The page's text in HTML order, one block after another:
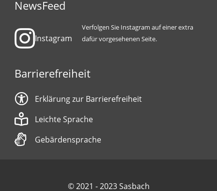
NewsFeed
Instagram
Verfolgen Sie Instagram auf einer extra
dafür vorgesehenen Seite.
Barrierefreiheit
Erklärung zur Barrierefreiheit
Leichte Sprache
Gebärdensprache
© 2021 - 2023 Sasbach